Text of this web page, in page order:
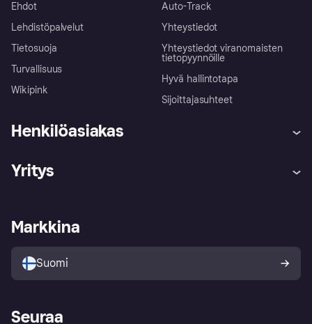
Ehdot
Lehdistöpalvelut
Tietosuoja
Turvallisuus
Wikipink
Auto-Track
Yhteystiedot
Yhteystiedot viranomaisten
tietopyynnöille
Hyvä hallintotapa
Sijoittajasuhteet
Henkilöasiakas
Ohje
Kirjaudu sisään
Tutustu kauppoihin
Ostajan turva
Yritys
Kirjaudu sisään yrityksenä
Markkina
Suomi
Seuraa